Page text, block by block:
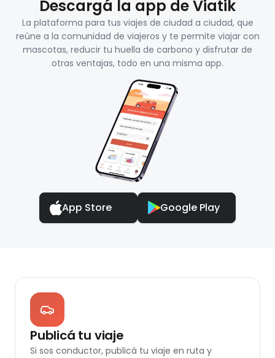
Descargá la app de Viatik
La plataforma para tus viajes de ciudad a ciudad, que
reúne a la comunidad de viajeros y te permite viajar con
mascotas, reducir tu huella de carbono y disfrutar de
otras ventajas, todo en una misma app.
App Store Google Play
Publicá tu viaje
Si sos conductor, publicá tu viaje en ruta y